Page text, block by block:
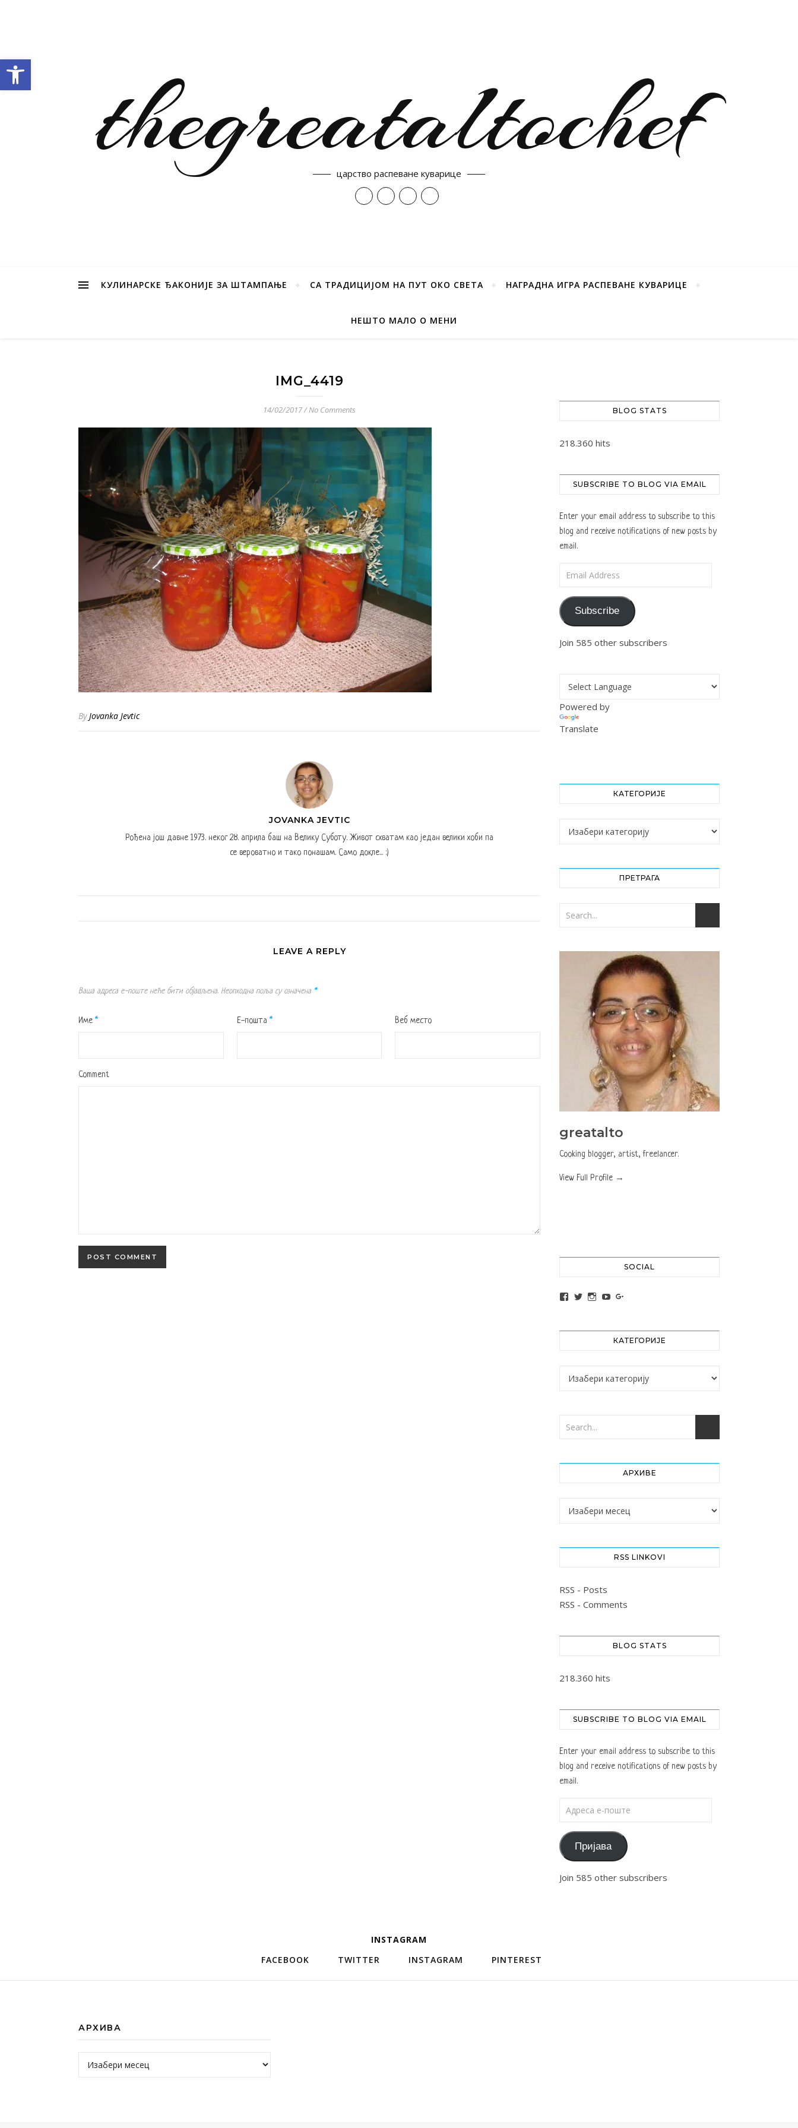
thegreataltochef
царство распеване куварице
КУЛИНАРСКЕ ЂАКОНИЈЕ ЗА ШТАМПАЊЕ СА ТРАДИЦИЈОМ НА ПУТ ОКО СВЕТА НАГРАДНА ИГРА РАСПЕВАНЕ КУВАРИЦЕ
НЕШТО МАЛО О МЕНИ
IMG_4419
14/02/2017/No Comments
ByJovanka Jevtic
JOVANKA JEVTIC
Рођена још давне 1973. неког 28. априла баш на Велику Суботу. Живот схватам као један велики хоби па
се вероватно и тако понашам. Само докле... :)
LEAVE A REPLY
Ваша адреса е-поште неће бити објављена. Неопходна поља су означена *
Име * Е-пошта * Веб место
Comment
BLOG STATS
218.360 hits
SUBSCRIBE TO BLOG VIA EMAIL
Enter your email address to subscribe to this
blog and receive notifications of new posts by
email.
Subscribe
Join 585 other subscribers
Powered by
Translate
КАТЕГОРИЈЕ
Категорије
ПРЕТРАГА
greatalto
Cooking blogger, artist, freelancer.
View Full Profile →
SOCIAL
View altochef’s profile on Facebook
View jovancica73’s profile on Twitter
View jovancica73’s profile on Instagram
View jovancica73’s profile on YouTube
КАТЕГОРИЈЕ
Категорије
АРХИВЕ
Архиве
RSS LINKOVI
RSS - Posts
RSS - Comments
BLOG STATS
218.360 hits
SUBSCRIBE TO BLOG VIA EMAIL
Enter your email address to subscribe to this
blog and receive notifications of new posts by
email.
Пријава
Join 585 other subscribers
INSTAGRAM
FACEBOOK
TWITTER INSTAGRAM PINTEREST
АРХИВА
Архива
Open toolbar